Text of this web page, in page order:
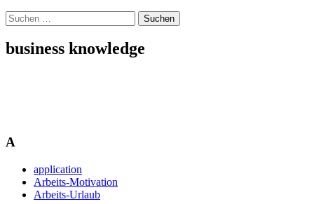
Suchen
nach:
business knowledge
A
application
Arbeits-Motivation
Arbeits-Urlaub